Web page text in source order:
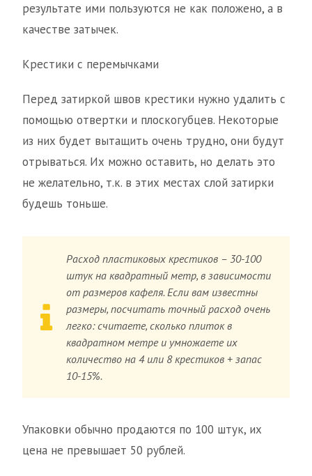
результате ими пользуются не как положено, а в
качестве затычек.
Крестики с перемычками
Перед затиркой швов крестики нужно удалить с
помощью отвертки и плоскогубцев. Некоторые
из них будет вытащить очень трудно, они будут
отрываться. Их можно оставить, но делать это
не желательно, т.к. в этих местах слой затирки
будешь тоньше.
Расход пластиковых крестиков – 30-100
штук на квадратный метр, в зависимости
от размеров кафеля. Если вам известны
размеры, посчитать точный расход очень
легко: считаете, сколько плиток в
квадратном метре и умножаете их
количество на 4 или 8 крестиков + запас
10-15%.
Упаковки обычно продаются по 100 штук, их
цена не превышает 50 рублей.